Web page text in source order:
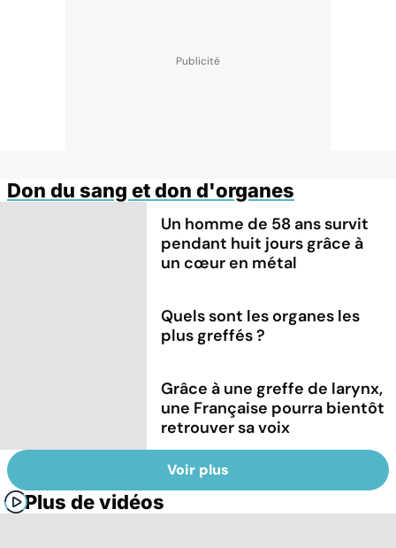
Don du sang et don d'organes
Un homme de 58 ans survit
pendant huit jours grâce à
un cœur en métal
Quels sont les organes les
plus greffés ?
Grâce à une greffe de larynx,
une Française pourra bientôt
retrouver sa voix
Voir plus
Plus de vidéos